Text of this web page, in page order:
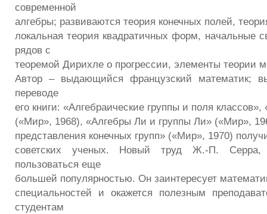
современной
алгебры; развиваются теория конечных полей,
локальная теория квадратичных форм, начальные
рядов с
теоремой Дирихле о прогрессии, элементы теории
Автор – выдающийся французский математик;
переводе
его книги: «Алгебраические группы и поля классов»,
(«Мир», 1968), «Алгебры Ли и группы Ли» («Мир»,
представления конечных групп» («Мир», 1970)
советских ученых. Новый труд Ж.-П. Серра,
пользоваться еще
большей популярностью. Он заинтересует
специальностей и окажется полезным
студентам